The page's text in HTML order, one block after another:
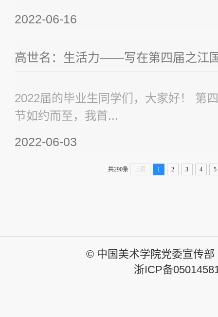
2022-06-16
高世名：生活力——写在第四届之江
2022届的毕业生同学们，大家好！ 第
节如约而至，我首...
2022-06-03
共290条 上页 1 2 3 4 5
© 中国美术学院党委宣传
浙ICP备